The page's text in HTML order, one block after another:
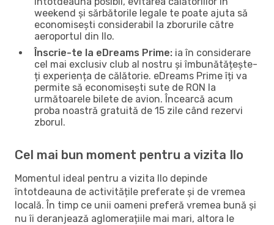
weekend și sărbătorile legale te poate ajuta să
economisești considerabil la zborurile către
aeroportul din Ilo.
Înscrie-te la eDreams Prime: ia în considerare
cel mai exclusiv club al nostru și îmbunătățește-
ți experiența de călătorie. eDreams Prime îți va
permite să economisești sute de RON la
următoarele bilete de avion. Încearcă acum
proba noastră gratuită de 15 zile când rezervi
zborul.
Cel mai bun moment pentru a vizita Ilo
Momentul ideal pentru a vizita Ilo depinde
întotdeauna de activitățile preferate și de vremea
locală. În timp ce unii oameni preferă vremea bună și
nu îi deranjează aglomerațiile mai mari, altora le